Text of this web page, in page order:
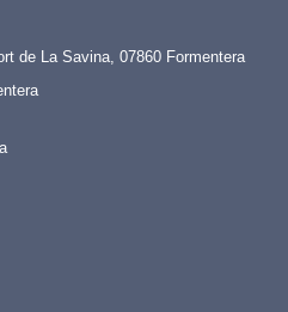
de La Savina, 07860 Formentera